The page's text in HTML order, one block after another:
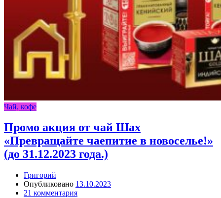
Чай, кофе
Промо акция от чай Шах
«Превращайте чаепитие в новоселье!»
(до 31.12.2023 года.)
Григорий
Опубликовано 13.10.2023
21 комментария